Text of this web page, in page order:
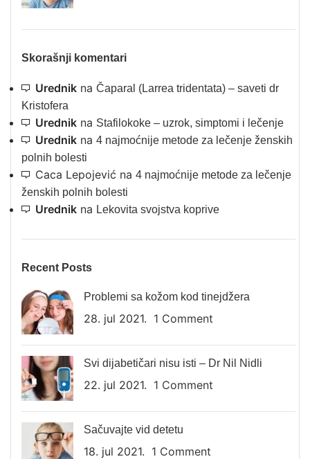
Skorašnji komentari
Urednik na Čaparal (Larrea tridentata) – saveti dr
Kristofera
Urednik na Stafilokoke – uzrok, simptomi i lečenje
Urednik na 4 najmoćnije metode za lečenje ženskih
polnih bolesti
Caca Lepojević na 4 najmoćnije metode za lečenje
ženskih polnih bolesti
Urednik na Lekovita svojstva koprive
Recent Posts
Problemi sa kožom kod tinejdžera
28. jul 2021. 1 Comment
Svi dijabetičari nisu isti – Dr Nil Nidli
22. jul 2021. 1 Comment
Sačuvajte vid detetu
18. jul 2021. 1 Comment